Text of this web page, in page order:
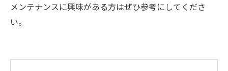
メンテナンスに興味がある方はぜひ参考にしてくださ
い。